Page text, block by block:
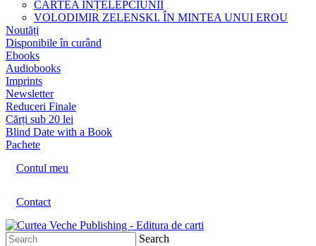
CARTEA ÎNȚELEPCIUNII
VOLODIMIR ZELENSKI. ÎN MINTEA UNUI EROU
Noutăți
Disponibile în curând
Ebooks
Audiobooks
Imprints
Newsletter
Reduceri Finale
Cărți sub 20 lei
Blind Date with a Book
Pachete
Contul meu
Contact
Search